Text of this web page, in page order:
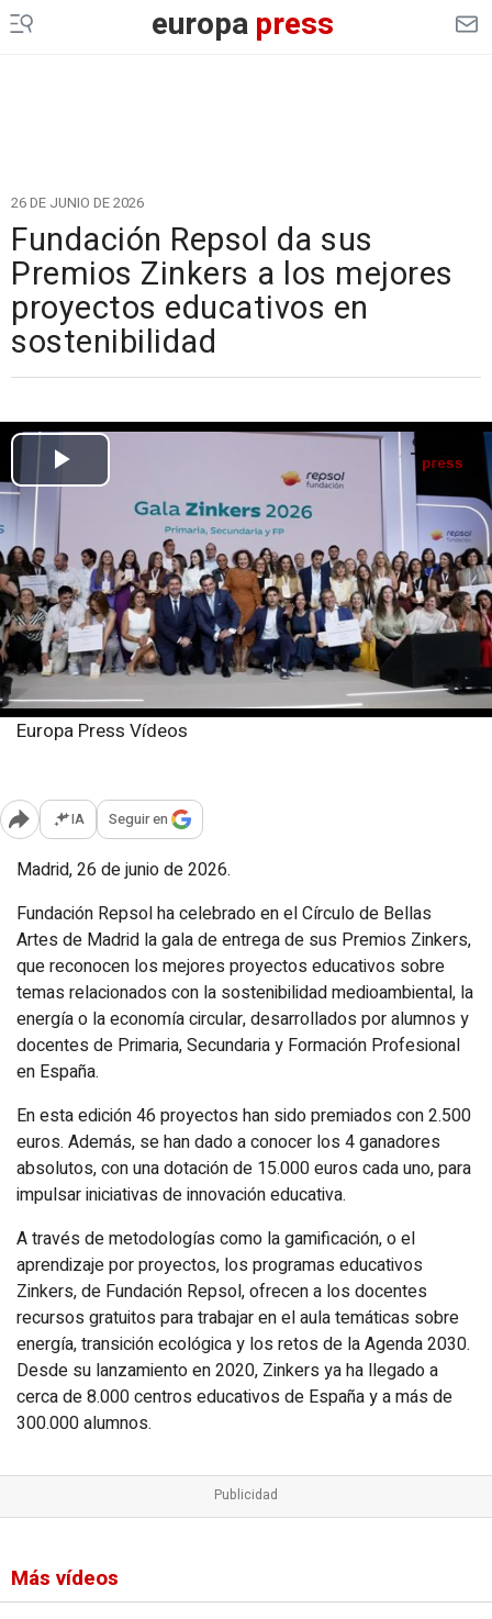
europapress
26 DE JUNIO DE 2026
Fundación Repsol da sus
Premios Zinkers a los mejores
proyectos educativos en
sostenibilidad
Europa Press Vídeos
Abrir opciones para compartir
IA Seguir en
Madrid, 26 de junio de 2026.
Fundación Repsol ha celebrado en el Círculo de Bellas
Artes de Madrid la gala de entrega de sus Premios Zinkers,
que reconocen los mejores proyectos educativos sobre
temas relacionados con la sostenibilidad medioambiental, la
energía o la economía circular, desarrollados por alumnos y
docentes de Primaria, Secundaria y Formación Profesional
en España.
En esta edición 46 proyectos han sido premiados con 2.500
euros. Además, se han dado a conocer los 4 ganadores
absolutos, con una dotación de 15.000 euros cada uno, para
impulsar iniciativas de innovación educativa.
A través de metodologías como la gamificación, o el
aprendizaje por proyectos, los programas educativos
Zinkers, de Fundación Repsol, ofrecen a los docentes
recursos gratuitos para trabajar en el aula temáticas sobre
energía, transición ecológica y los retos de la Agenda 2030.
Desde su lanzamiento en 2020, Zinkers ya ha llegado a
cerca de 8.000 centros educativos de España y a más de
300.000 alumnos.
Más vídeos